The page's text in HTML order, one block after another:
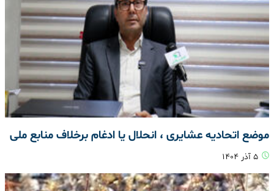
موضع اتحادیه عشایری ، انحلال یا ادغام برخلاف منابع ملی
۵ آذر ۱۴۰۴